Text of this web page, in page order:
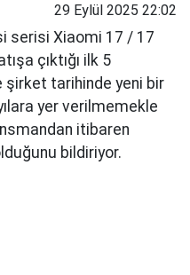
29 Eylül 2025 22:02
serisi Xiaomi 17 / 17
çıktığı ilk 5
şirket tarihinde yeni bir
yer verilmemekle
itibaren
bildiriyor.